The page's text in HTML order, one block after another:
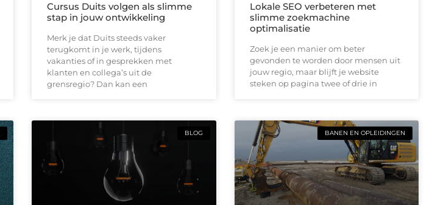
Cursus Duits volgen als slimme
stap in jouw ontwikkeling
Merk je dat Duits steeds vaker
terugkomt in je werk, tijdens
vakanties of in gesprekken met
klanten en collega’s uit de
grensregio? Dan kan een
Lokale SEO verbeteren met
slimme zoekmachine
optimalisatie
Zoek je een manier om beter
gevonden te worden door mensen uit
jouw regio, maar blijft je website
steken op pagina twee of drie in
BLOG BANEN EN OPLEIDINGEN